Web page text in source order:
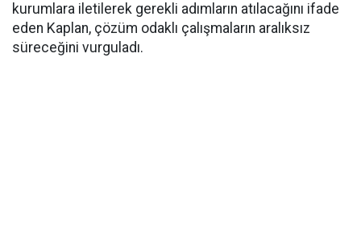
kurumlara iletilerek gerekli adımların atılacağını ifade
eden Kaplan, çözüm odaklı çalışmaların aralıksız
süreceğini vurguladı.